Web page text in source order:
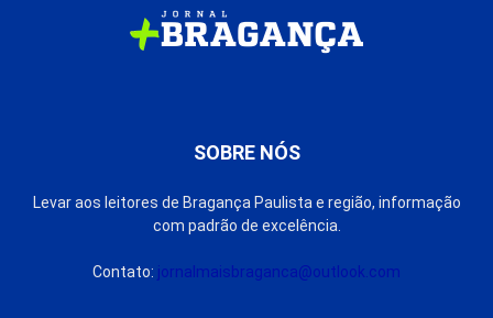
SOBRE NÓS
Levar aos leitores de Bragança Paulista e região, informação
com padrão de excelência.
Contato: jornalmaisbraganca@outlook.com